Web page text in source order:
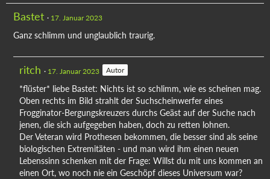
Bastet 17. Januar 2023
Ganz schlimm und unglaublich traurig.
ritch 17. Januar 2023 Autor
*flüster* liebe Bastet: Nichts ist so schlimm, wie es scheinen mag.
Oben rechts im Bild strahlt der Suchscheinwerfer eines
Frogginator-Bergungskreuzers durchs Geäst auf der Suche nach
jenen, die sich aufgegeben haben, doch zu retten lohnen.
Der Veteran wird Prothesen bekommen, die besser sind als seine
biologischen Extremitäten - und man wird ihm einen neuen
Lebenssinn schenken mit der Frage: Willst du mit uns kommen an
einen Ort, wo noch nie ein Geschöpf dieses Universum war?